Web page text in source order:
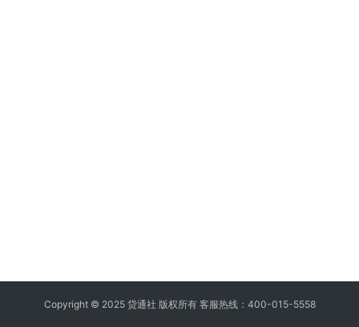
Copyright © 2025 贷通社 版权所有 客服热线：400-015-5558